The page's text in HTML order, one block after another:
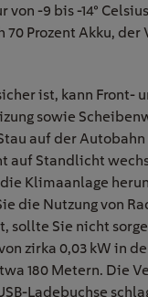
-9 bis -14°
70 Prozent Akku, der
ist, kann Front-
sowie
auf der Autobahn
auf Standlicht
Klimaanlage
die Nutzung von
sollte Sie nicht
zirka 0,03 kW in
180 Metern. Die
Ladebuchse